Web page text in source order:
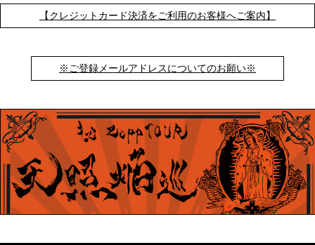
【クレジットカード決済をご利用のお客様へご案内】
※ご登録メールアドレスについてのお願い※